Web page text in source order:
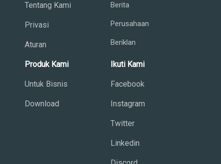
Tentang Kami
Privasi
Aturan
Berita
Perusahaan
Beriklan
Produk Kami
Untuk Bisnis
Download
Ikuti Kami
Facebook
Instagram
Twitter
Linkedin